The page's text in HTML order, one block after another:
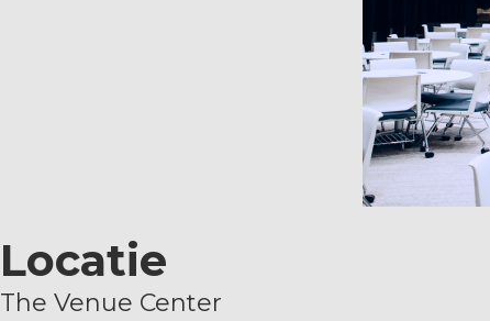
Locatie
The Venue Center